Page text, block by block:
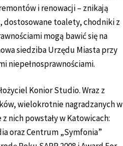
i renowacji – znikają
dostosowane toalety, chodniki z
mogą bawić się na
siedziba Urzędu Miasta przy
niepełnosprawnościami.
Konior Studio. Wraz z
wielokrotnie nagradzanych w
nich powstały w Katowicach:
oraz Centrum „Symfonia”